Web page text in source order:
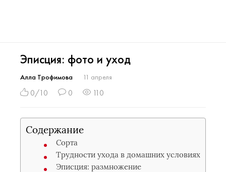
Эписция: фото и уход
Алла Трофимова 11 апреля
0/10 0 110
Содержание
Сорта
Трудности ухода в домашних условиях
Эписция: размножение